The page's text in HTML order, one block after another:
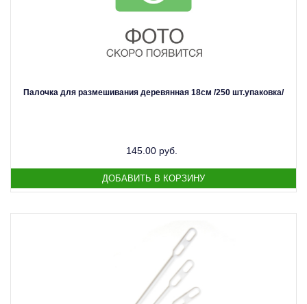
Палочка для размешивания деревянная 18см /250 шт.упаковка/
145.00 руб.